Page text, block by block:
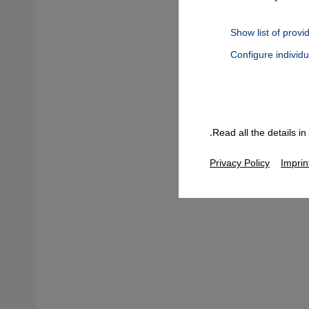
على
من
Show list of
Google Maps Embed, Google Tag Manager, Instagram
Configure
Read all the details
Privacy Policy